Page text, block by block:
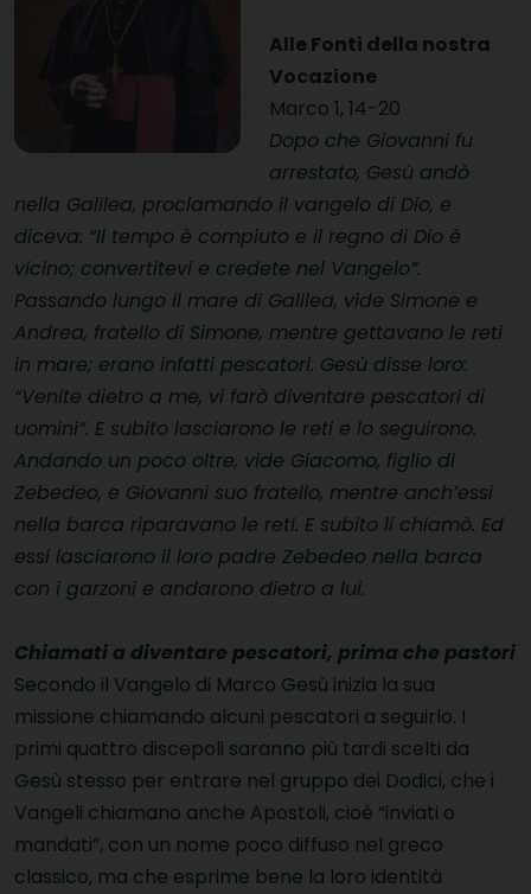
Alle Fonti della nostra
Vocazione
Marco 1, 14-20
Dopo che Giovanni fu
arrestato, Gesù andò
nella Galilea, proclamando il vangelo di Dio, e
diceva: “Il tempo è compiuto e il regno di Dio è
vicino; convertitevi e credete nel Vangelo”.
Passando lungo il mare di Galilea, vide Simone e
Andrea, fratello di Simone, mentre gettavano le reti
in mare; erano infatti pescatori. Gesù disse loro:
“Venite dietro a me, vi farò diventare pescatori di
uomini”. E subito lasciarono le reti e lo seguirono.
Andando un poco oltre, vide Giacomo, figlio di
Zebedeo, e Giovanni suo fratello, mentre anch’essi
nella barca riparavano le reti. E subito li chiamò. Ed
essi lasciarono il loro padre Zebedeo nella barca
con i garzoni e andarono dietro a lui.
Chiamati a diventare pescatori, prima che pastori
Secondo il Vangelo di Marco Gesù inizia la sua
missione chiamando alcuni pescatori a seguirlo. I
primi quattro discepoli saranno più tardi scelti da
Gesù stesso per entrare nel gruppo dei Dodici, che i
Vangeli chiamano anche Apostoli, cioè “inviati o
mandati”, con un nome poco diffuso nel greco
classico, ma che esprime bene la loro identità